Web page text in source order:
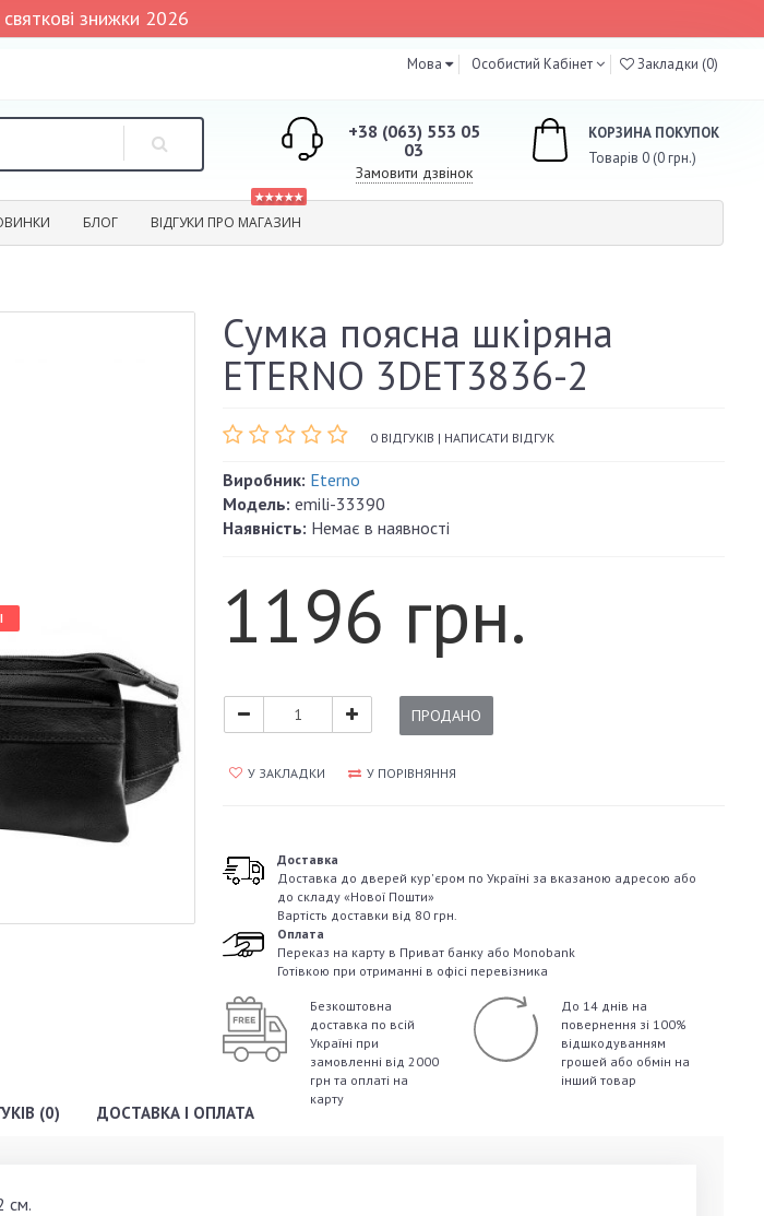
знижки 2026
Мова Особистий Кабінет Закладки (0)
+38 (063) 553 05
03
Замовити дзвінок
КОРЗИНА ПОКУПОК
Товарів 0 (0 грн.)
БЛОГ
★★★★★
ВІДГУКИ ПРО МАГАЗИН
Сумка поясна шкіряна
ETERNO 3DET3836-2
0 ВІДГУКІВ | НАПИСАТИ ВІДГУК
Виробник: Eterno
Модель: emili-33390
Наявність: Немає в наявності
1196 грн.
ПРОДАНО
У ЗАКЛАДКИ У ПОРІВНЯННЯ
Доставка
Доставка до дверей кур'єром по Україні за вказаною адресою або
до складу «Нової Пошти»
Вартість доставки від 80 грн.
Оплата
Переказ на карту в Приват банку або Monobank
Готівкою при отриманні в офісі перевізника
Безкоштовна
доставка по всій
Україні при
замовленні від 2000
грн та оплаті на
карту
До 14 днів на
повернення зі 100%
відшкодуванням
грошей або обмін на
інший товар
(0) ДОСТАВКА І ОПЛАТА
см.